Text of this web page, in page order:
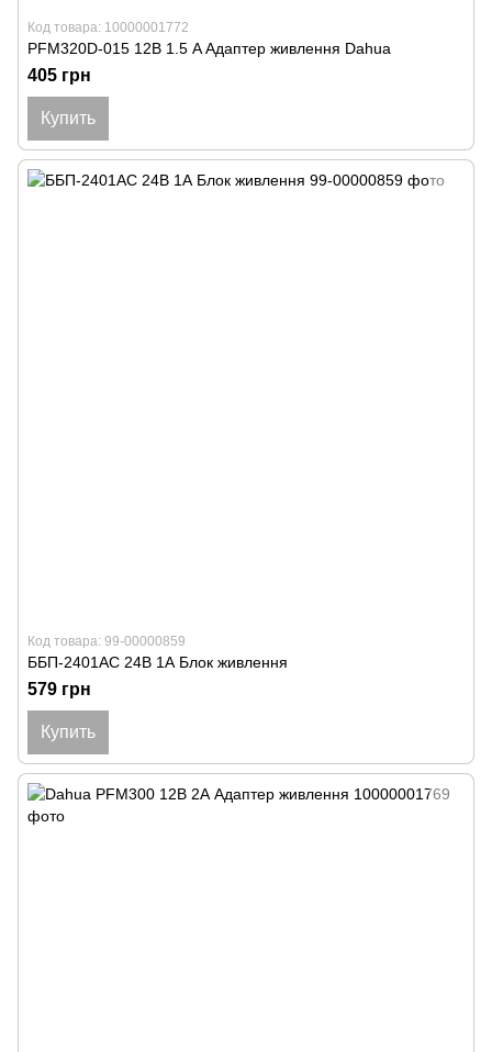
Код товара: 10000001772
PFM320D-015 12В 1.5 A Адаптер живлення Dahua
405 грн
Купить
Код товара: 99-00000859
ББП-2401АС 24В 1А Блок живлення
579 грн
Купить